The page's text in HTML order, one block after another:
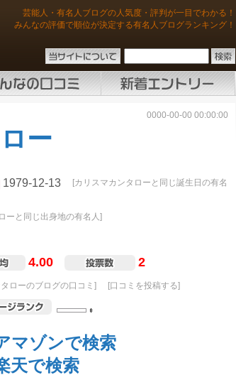
芸能人・有名人ブログの人気度・評判が一目でわかる！
みんなの評価で順位が決定する有名人ブログランキング！
0000-00-00 00:00:00
ー
1979-12-13
[カリスマカンタローと同じ誕生日の有名
ーと同じ出身地の有名人]
4.00 2
ローのブログの口コミ] [口コミを投稿する]
マゾンで検索
天で検索